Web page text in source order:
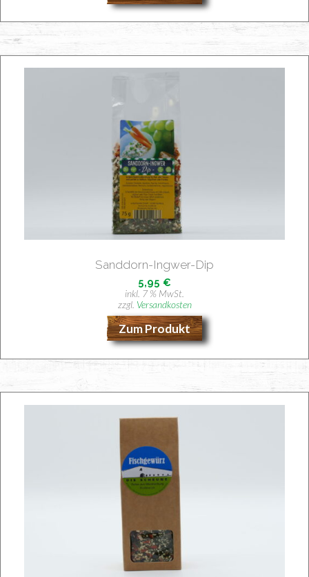
Sand­dorn-Ing­wer-Dip
5,95 €
inkl. 7 % MwSt.
zzgl. Versandkosten
Zum Produkt